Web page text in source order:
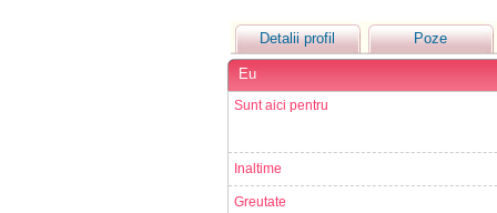
Detalii profil Poze
Eu
Sunt aici pentru
Inaltime
Greutate